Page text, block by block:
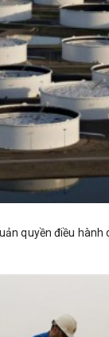
quyền điều hành